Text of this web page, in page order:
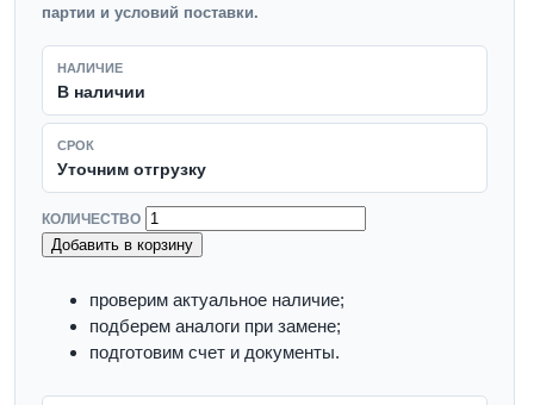
партии и условий поставки.
НАЛИЧИЕ
В наличии
СРОК
Уточним отгрузку
КОЛИЧЕСТВО
Добавить в корзину
проверим актуальное наличие;
подберем аналоги при замене;
подготовим счет и документы.